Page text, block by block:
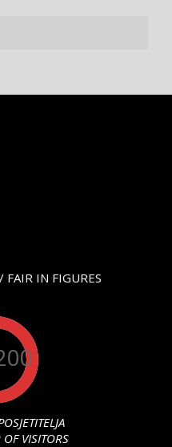
FAIR IN FIGURES
VISITORS